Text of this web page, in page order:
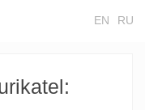
RU
EN